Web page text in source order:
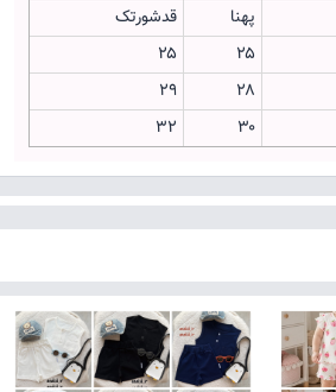
پهنا
قدشورتک
۲۵
۲۵
۲۸
۲۹
۳۰ ۳۲